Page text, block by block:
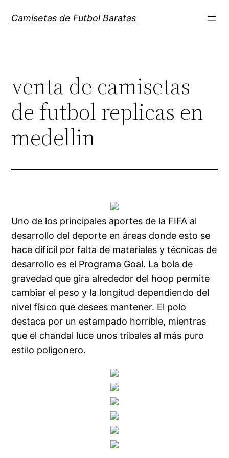
Camisetas de Futbol Baratas
venta de camisetas
de futbol replicas en
medellin
Uno de los principales aportes de la FIFA al
desarrollo del deporte en áreas donde esto se
hace difícil por falta de materiales y técnicas de
desarrollo es el Programa Goal. La bola de
gravedad que gira alrededor del hoop permite
cambiar el peso y la longitud dependiendo del
nivel físico que desees mantener. El polo
destaca por un estampado horrible, mientras
que el chandal luce unos tribales al más puro
estilo poligonero.